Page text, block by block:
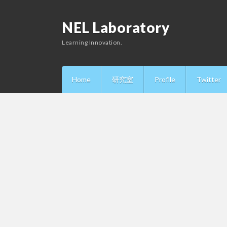
NEL Laboratory
Learning Innovation.
Home 研究室 Profile Twitter